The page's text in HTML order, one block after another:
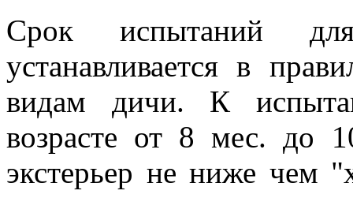
Срок испытаний
устанавливается в
видам дичи. К
возрасте от 8 мес. до
экстерьер не ниже чем